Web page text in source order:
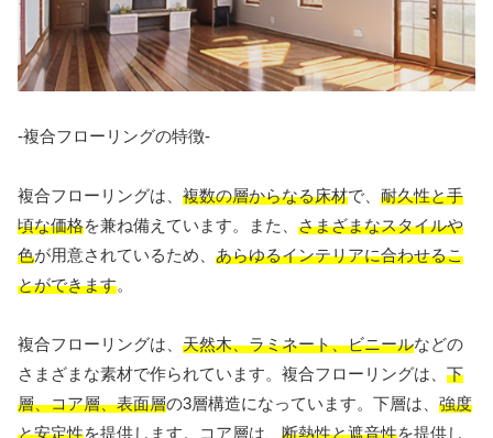
-複合フローリングの特徴-
複合フローリングは、 複数の層からなる床材で、 耐久性と手
頃な価格を兼ね備えています。また、 さまざまなスタイルや
色が用意されているため、 あらゆるインテリアに合わせるこ
とができます。
複合フローリングは、 天然木、ラミネート、ビニールなどの
さまざまな素材で作られています。複合フローリングは、 下
層、コア層、表面層の3層構造になっています。下層は、 強度
と安定性を提供します。コア層は、 断熱性と遮音性を提供し